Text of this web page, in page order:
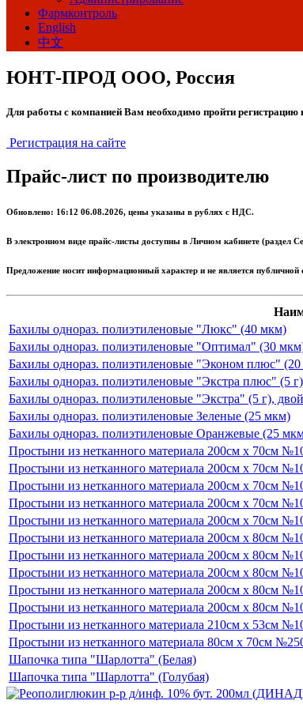
Фармконтроль
English
中文
ЮНТ-ПРОД ООО, Россия
Для работы с компанией Вам необходимо пройти регистрацию
Регистрация на сайте
Прайс-лист по производителю
Обновлено: 16:12 06.08.2026, цены указаны в рублях с НДС.
В электронном виде прайс-листы доступны в Личном кабинете
Предложение носит информационный характер и не является публичной
Бахилы однораз. полиэтиленовые "Люкс" (40 мкм)
Бахилы однораз. полиэтиленовые "Оптимал" (30
Бахилы однораз. полиэтиленовые "Эконом плюс"
Бахилы однораз. полиэтиленовые "Экстра плюс" (5
Бахилы однораз. полиэтиленовые "Экстра" (5 г),
Бахилы однораз. полиэтиленовые Зеленые (25 мкм)
Бахилы однораз. полиэтиленовые Оранжевые (25
Простыни из нетканного материала 200см х 70см
Простыни из нетканного материала 200см х 70см
Простыни из нетканного материала 200см х 70см
Простыни из нетканного материала 200см х 70см
Простыни из нетканного материала 200см х 70см
Простыни из нетканного материала 200см х 80см
Простыни из нетканного материала 200см х 80см
Простыни из нетканного материала 200см х 80см
Простыни из нетканного материала 200см х 80см
Простыни из нетканного материала 200см х 80см
Простыни из нетканного материала 210см х 53см
Простыни из нетканного материала 80см х 70см
Шапочка типа "Шарлотта" (Белая)
Шапочка типа "Шарлотта" (Голубая)